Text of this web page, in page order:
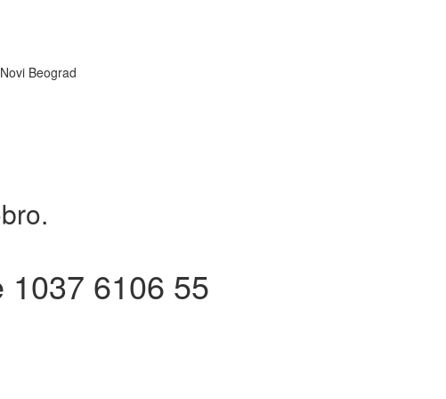
Beograd
1037 6106 55